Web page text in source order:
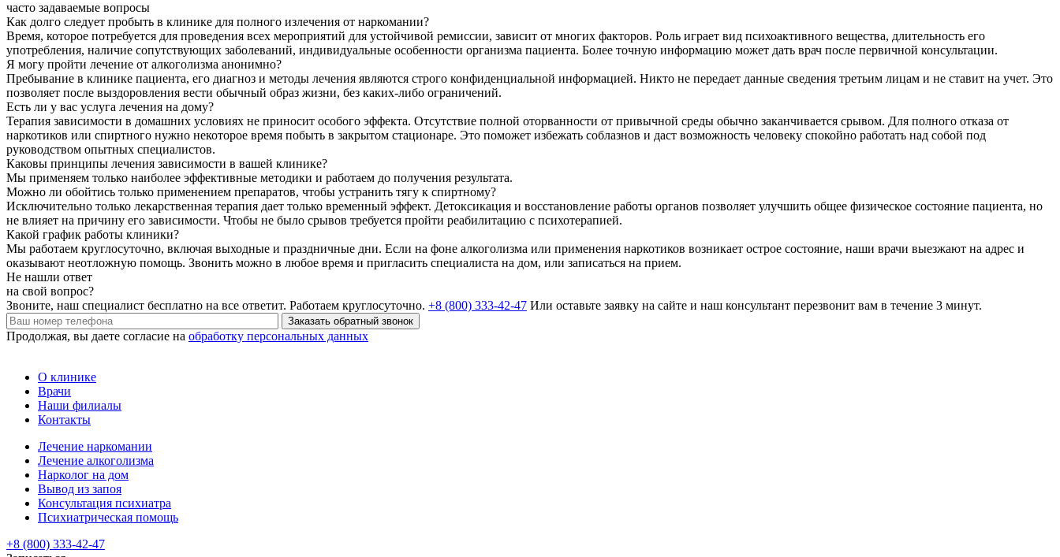
часто задаваемые вопросы
Как долго следует пробыть в клинике для полного излечения от наркомании?
Время, которое потребуется для проведения всех мероприятий для устойчивой ремиссии, зависит от многих факторов. Роль играет вид психоактивного вещества, длительность его
употребления, наличие сопутствующих заболеваний, индивидуальные особенности организма пациента. Более точную информацию может дать врач после первичной консультации.
Я могу пройти лечение от алкоголизма анонимно?
Пребывание в клинике пациента, его диагноз и методы лечения являются строго конфиденциальной информацией. Никто не передает данные сведения третьим лицам и не ставит на учет. Это
позволяет после выздоровления вести обычный образ жизни, без каких-либо ограничений.
Есть ли у вас услуга лечения на дому?
Терапия зависимости в домашних условиях не приносит особого эффекта. Отсутствие полной оторванности от привычной среды обычно заканчивается срывом. Для полного отказа от
наркотиков или спиртного нужно некоторое время побыть в закрытом стационаре. Это поможет избежать соблазнов и даст возможность человеку спокойно работать над собой под
руководством опытных специалистов.
Каковы принципы лечения зависимости в вашей клинике?
Мы применяем только наиболее эффективные методики и работаем до получения результата.
Можно ли обойтись только применением препаратов, чтобы устранить тягу к спиртному?
Исключительно только лекарственная терапия дает только временный эффект. Детоксикация и восстановление работы органов позволяет улучшить общее физическое состояние пациента, но
не влияет на причину его зависимости. Чтобы не было срывов требуется пройти реабилитацию с психотерапией.
Какой график работы клиники?
Мы работаем круглосуточно, включая выходные и праздничные дни. Если на фоне алкоголизма или применения наркотиков возникает острое состояние, наши врачи выезжают на адрес и
оказывают неотложную помощь. Звонить можно в любое время и пригласить специалиста на дом, или записаться на прием.
Не нашли ответ
на свой вопрос?
Звоните, наш специалист бесплатно на все ответит. Работаем круглосуточно. +8 (800) 333-42-47 Или оставьте заявку на сайте и наш консультант перезвонит вам в течение 3 минут.
Заказать обратный звонок
Продолжая, вы даете согласие на обработку персональных данных
О клинике
Врачи
Наши филиалы
Контакты
Лечение наркомании
Лечение алкоголизма
Нарколог на дом
Вывод из запоя
Консультация психиатра
Психиатрическая помощь
+8 (800) 333-42-47